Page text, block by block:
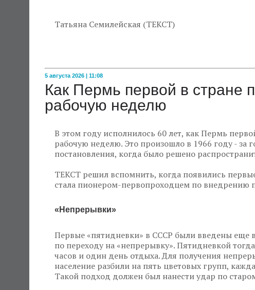
Татьяна Семилейская (ТЕКСТ)
5 августа 2026 | 11:08
Как Пермь первой в стране
рабочую неделю
В этом году исполнилось 60 лет, как Пермь
рабочую неделю. Это произошло в 1966 году - за
постановления, когда было решено
ТЕКСТ решил вспомнить, когда появились
стала пионером-первопроходцем по внедрению
«Непрерывки»
Первые «пятидневки» в СССР были введены еще
по переходу на «непрерывку». Пятидневкой
часов и один день отдыха. Для получения
население разбили на пять цветовых групп,
Такой подход должен был нанести удар по